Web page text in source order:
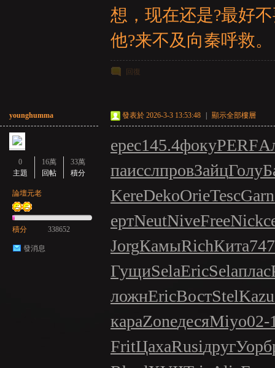
想，现在还是?最好
他?来不及向秦呼救。
回復
younghumma
0
主題
16萬
回帖
33萬
積分
論壇元老
積分 338652
發消息
發表於 2026-3-3 13:53:48 顯示全部樓層
epec145.4фокуPERF
паисслпровЗайцГолу
KereDekoOrieTescGarn
ертNeutNiveFreeNick
JorgКамыRichКита
ГущиSelaEricSelaплас
ложнEricВостStelKazu
караZoneдесяMiyo02-
FritЦахаRusiдругУорб